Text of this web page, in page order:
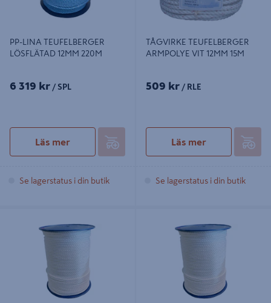
PP-LINA TEUFELBERGER
LÖSFLÄTAD 12MM 220M
6 319 kr / SPL
Läs mer
Se lagerstatus i din butik
TÅGVIRKE TEUFELBERGER
ARMPOLYE VIT 12MM 15M
509 kr / RLE
Läs mer
Se lagerstatus i din butik
VIT 6MM /M 350M/RLE
VIT 8MM 320M